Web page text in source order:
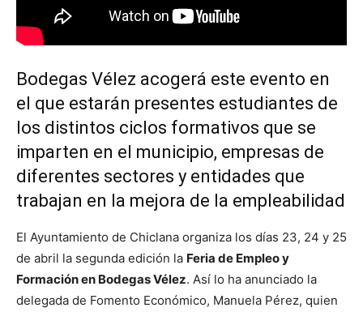
Bodegas Vélez acogerá este evento en
el que estarán presentes estudiantes de
los distintos ciclos formativos que se
imparten en el municipio, empresas de
diferentes sectores y entidades que
trabajan en la mejora de la empleabilidad
El Ayuntamiento de Chiclana organiza los días 23, 24 y 25
de abril la segunda edición la Feria de Empleo y
Formación en Bodegas Vélez. Así lo ha anunciado la
delegada de Fomento Económico, Manuela Pérez, quien